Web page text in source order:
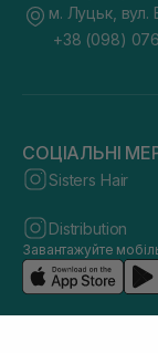
м. Луцьк, вул.
+38 (098)
СОЦІАЛЬНІ
Sisters Hair
Distribution
Завантажуйте